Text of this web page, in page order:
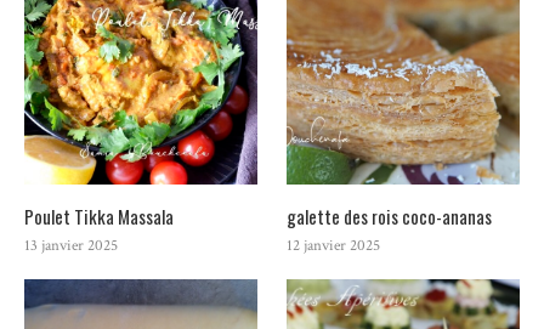
Poulet Tikka Massala
13 janvier 2025
galette des rois coco-ananas
12 janvier 2025